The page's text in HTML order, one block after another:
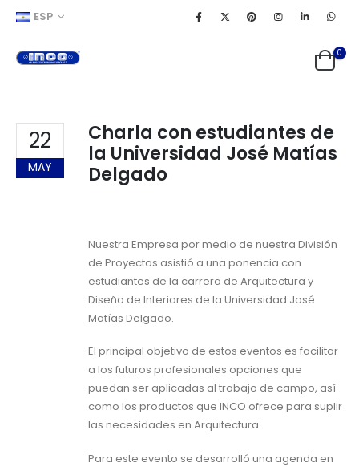
ESP
0
22
MAY
Charla con estudiantes de
la Universidad José Matías
Delgado
Nuestra Empresa por medio de nuestra División
de Proyectos asistió a una ponencia con
estudiantes de la carrera de Arquitectura y
Diseño de Interiores de la Universidad José
Matías Delgado.
El principal objetivo de estos eventos es facilitar
a los futuros profesionales opciones que
puedan ser aplicadas al trabajo de campo, así
como los productos que INCO ofrece para suplir
las necesidades en Arquitectura.
Para este evento se desarrolló una agenda en